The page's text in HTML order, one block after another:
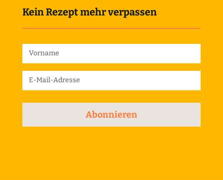
Kein Rezept mehr verpassen
Abonnieren